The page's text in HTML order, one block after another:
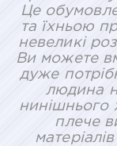
Це
та їхньою
невеликі
Ви можете
дуже
людина
нинішнього
плече